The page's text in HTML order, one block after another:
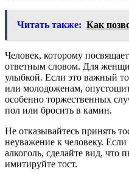
Читать также: Как
Человек, которому
ответным словом. Для
улыбкой. Если это важный
или молодоженам,
особенно торжественных
пол или бросить в камин.
Не отказывайтесь принять
неуважение к человеку.
алкоголь, сделайте вид, что
имитируйте тост.